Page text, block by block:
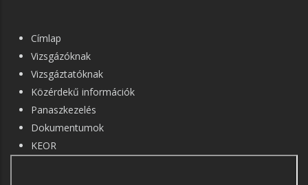
FŐ
NAVIGÁCIÓ
Címlap
Vizsgázóknak
Vizsgáztatóknak
Közérdekű információk
Panaszkezelés
Dokumentumok
KEOR